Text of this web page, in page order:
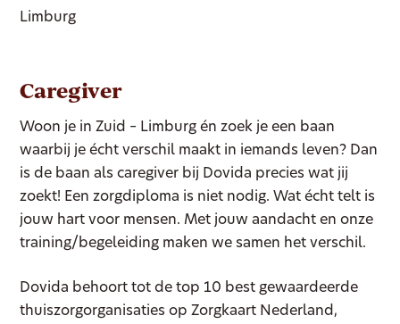
Limburg
Caregiver
Woon je in Zuid – Limburg én zoek je een baan
waarbij je écht verschil maakt in iemands leven? Dan
is de baan als caregiver bij Dovida precies wat jij
zoekt! Een zorgdiploma is niet nodig. Wat écht telt is
jouw hart voor mensen. Met jouw aandacht en onze
training/begeleiding maken we samen het verschil.
Dovida behoort tot de top 10 best gewaardeerde
thuiszorgorganisaties op Zorgkaart Nederland,